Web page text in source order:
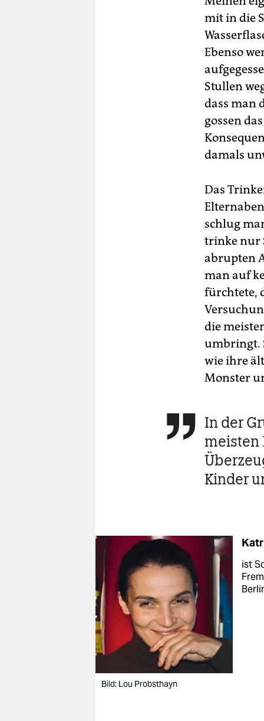
mit in die
Ebenso
Stullen
dass man
gossen
damals
Das
schlug
trinke nur
abrupten
man auf
fürchtete,
die
umbringt.
wie ihre
Monster
 In der
meisten
Kinder
Bild: Lou Probsthayn
ist